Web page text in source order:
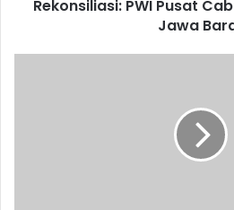
Rekonsiliasi: PWI Pusat
Jawa